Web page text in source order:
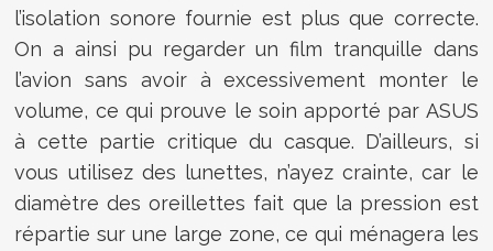
l’isolation sonore fournie est plus que correcte.
On a ainsi pu regarder un film tranquille dans
l’avion sans avoir à excessivement monter le
volume, ce qui prouve le soin apporté par ASUS
à cette partie critique du casque. D’ailleurs, si
vous utilisez des lunettes, n’ayez crainte, car le
diamètre des oreillettes fait que la pression est
répartie sur une large zone, ce qui ménagera les